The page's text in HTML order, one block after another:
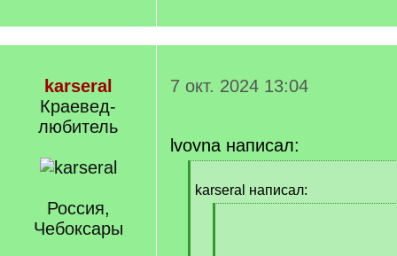
karseral
Краевед-
любитель
Россия,
Чебоксары
7 окт. 2024 13:04
lvovna написал:
q
karseral написал: